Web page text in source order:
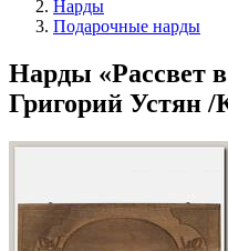
Нарды
Подарочные нарды
Нарды «Рассвет
Григорий Устян /